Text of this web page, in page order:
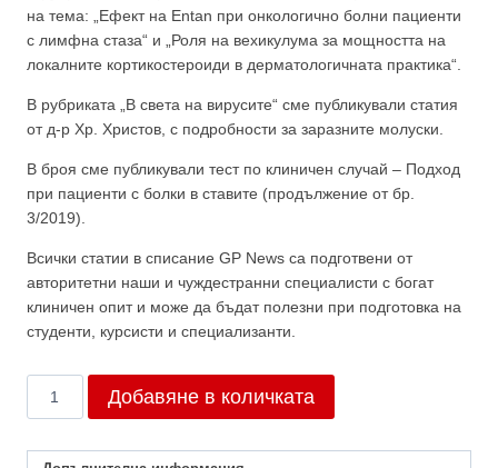
на тема: „Ефект на Entan при онкологично болни пациенти
с лимфна стаза“ и „Роля на вехикулума за мощността на
локалните кортикостероиди в дерматологичната практика“.
В рубриката „В света на вирусите“ сме публикували статия
от д-р Хр. Христов, с подробности за заразните молуски.
В броя сме публикували тест по клиничен случай – Подход
при пациенти с болки в ставите (продължение от бр.
3/2019).
Всички статии в списание GP News са подготвени от
авторитетни наши и чуждестранни специалисти с богат
клиничен опит и може да бъдат полезни при подготовка на
студенти, курсисти и специализанти.
4/2019
Добавяне в количката